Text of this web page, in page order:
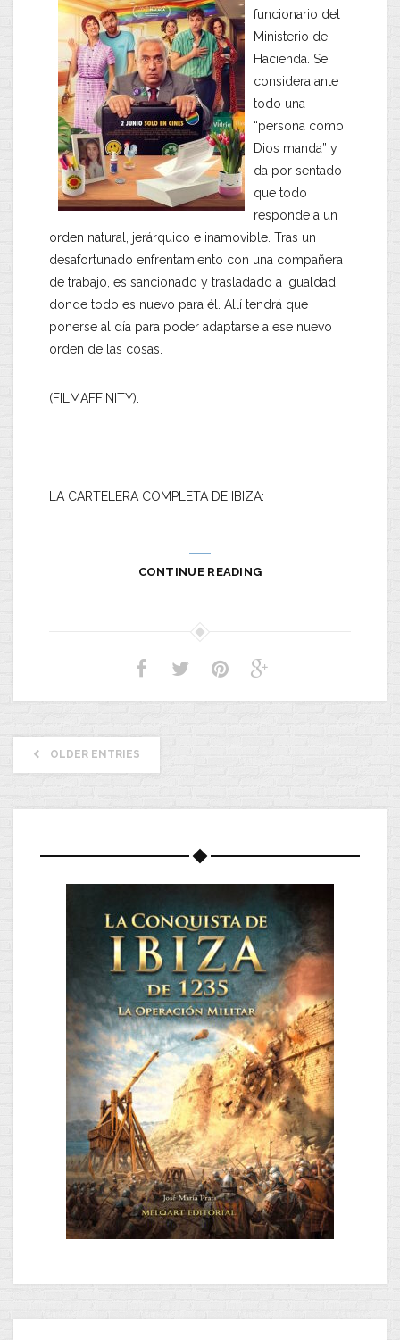
funcionario del
Ministerio de
Hacienda. Se
considera ante
todo una
“persona como
Dios manda” y
da por sentado
que todo
responde a un
orden natural, jerárquico e inamovible. Tras un
desafortunado enfrentamiento con una compañera
de trabajo, es sancionado y trasladado a Igualdad,
donde todo es nuevo para él. Allí tendrá que
ponerse al día para poder adaptarse a ese nuevo
orden de las cosas.
(FILMAFFINITY).
LA CARTELERA COMPLETA DE IBIZA:
CONTINUE READING
OLDER ENTRIES